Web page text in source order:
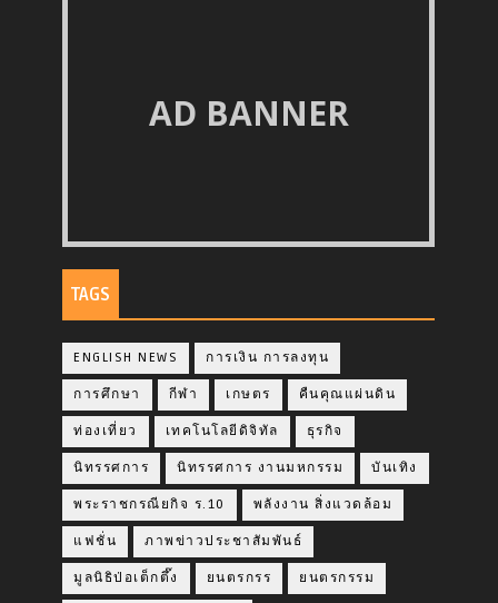
AD BANNER
TAGS
ENGLISH NEWS การเงิน การลงทุน
การศึกษา กีฬา เกษตร คืนคุณแผ่นดิน
ท่องเที่ยว เทคโนโลยีดิจิทัล ธุรกิจ
นิทรรศการ นิทรรศการ งานมหกรรม บันเทิง
พระราชกรณียกิจ ร.10 พลังงาน สิ่งแวดล้อม
แฟชั่น ภาพข่าวประชาสัมพันธ์
มูลนิธิป่อเต็กตึ๊ง ยนตรกรร ยนตรกรรม